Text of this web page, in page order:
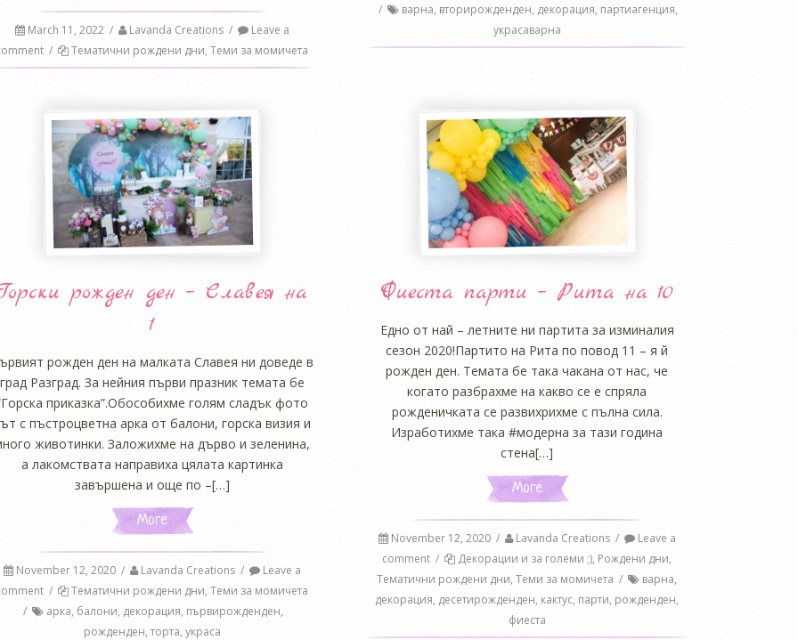
March 11, 2022 / Lavanda Creations /
Leave a
/ Тематични рождени дни,Теми за момичета
/
варна, вторирожденден, декорация, партиагенция,
украсаварна
рожден ден – Славея на
1
рожден ден на малката Славея ни доведе в
град Разград. За нейния първи празник темата бе
приказка”.Обособихме голям сладък фото
с пъстроцветна арка от балони, горска визия и
животинки. Заложихме на дърво и зеленина,
а лакомствата направиха цялата картинка
завършена и още по –[…]
More
November 12, 2020 / Lavanda Creations /
Leave a
/ Тематични рождени дни,Теми за момичета
/
арка, балони, декорация, първирожденден,
рожденден, торта, украса
Фиеста парти – Рита на 10
Едно от най – летните ни партита за изминалия
сезон 2020!Партито на Рита по повод 11 – я й
рожден ден. Темата бе така чакана от нас, че
когато разбрахме на какво се е спряла
рожденичката се развихрихме с пълна сила.
Изработихме така #модерна за тази година
стена[…]
More
November 12, 2020 / Lavanda Creations /
Leave a
comment / Декорации и за големи ;), Рождени дни,
Тематични рождени дни,Теми за момичета / варна,
декорация, десетирожденден, кактус, парти, рожденден,
фиеста